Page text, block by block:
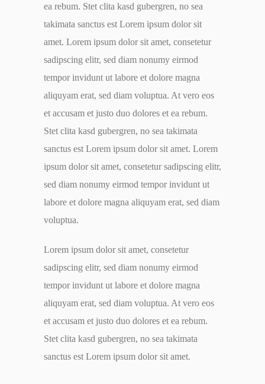
ea rebum. Stet clita kasd gubergren, no sea
takimata sanctus est Lorem ipsum dolor sit
amet. Lorem ipsum dolor sit amet, consetetur
sadipscing elitr, sed diam nonumy eirmod
tempor invidunt ut labore et dolore magna
aliquyam erat, sed diam voluptua. At vero eos
et accusam et justo duo dolores et ea rebum.
Stet clita kasd gubergren, no sea takimata
sanctus est Lorem ipsum dolor sit amet. Lorem
ipsum dolor sit amet, consetetur sadipscing elitr,
sed diam nonumy eirmod tempor invidunt ut
labore et dolore magna aliquyam erat, sed diam
voluptua.
Lorem ipsum dolor sit amet, consetetur
sadipscing elitr, sed diam nonumy eirmod
tempor invidunt ut labore et dolore magna
aliquyam erat, sed diam voluptua. At vero eos
et accusam et justo duo dolores et ea rebum.
Stet clita kasd gubergren, no sea takimata
sanctus est Lorem ipsum dolor sit amet.